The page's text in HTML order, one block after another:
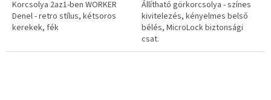
Korcsolya 2az1-ben WORKER
Denel - retro stílus, kétsoros
kerekek, fék
Állítható görkorcsolya - színes
kivitelezés, kényelmes belső
bélés, MicroLock biztonsági
csat.